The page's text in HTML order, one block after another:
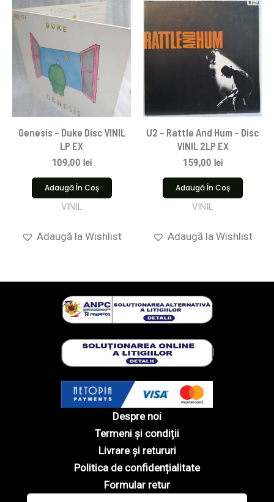
Genesis – Duke Disc VINIL
LP EX
109,00 lei
Adaugă În Coș
VINIL
Adaugă la Wishlist
U2 – Rattle And Hum – Disc
VINIL 2LP EX
159,00 lei
Adaugă În Coș
VINIL
Adaugă la Wishlist
Despre noi
Termeni și condiții
Livrare și retururi
Politica de confidențialitate
Formular retur